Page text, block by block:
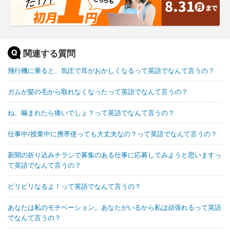
関連する質問
飛行機に乗ると、気圧で耳がおかしくなるって英語でなんて言うの？
ガムが髪の毛から取れなくなったって英語でなんて言うの？
ね、噛まれたら痛いでしょ？って英語でなんて言うの？
仕事中/授業中に携帯使っても大丈夫なの？って英語でなんて言うの？
新聞の折り込みチラシで募集のある仕事に応募してみようと思いますっ
て英語でなんて言うの？
ビリビリなるよ！って英語でなんて言うの？
あなたは私のモチベーション。あなたがいるから私は頑張れるって英語
でなんて言うの？